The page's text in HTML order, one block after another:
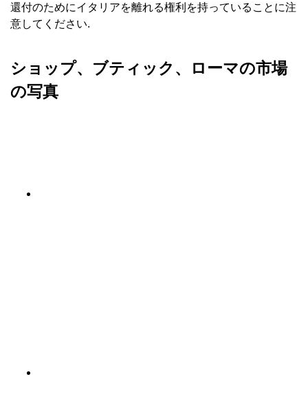
還付のためにイタリアを離れる権利を持っていることに注
意してください.
ショップ、ブティック、ローマの市場
の写真